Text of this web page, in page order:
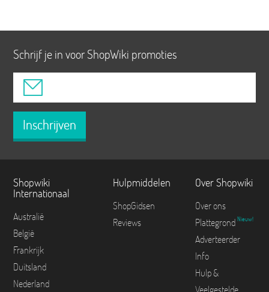
Schrijf je in voor ShopWiki promoties
Inschrijven
Shopwiki
Internationaal
Australië
België
Frankrijk
Duitsland
Nederland
Hulpmiddelen
ShopGidsen
Reviews
Over Shopwiki
Over ons
Plattegrond Nieuw!
Adverteerder
Info
Hulp &
Veelgestelde